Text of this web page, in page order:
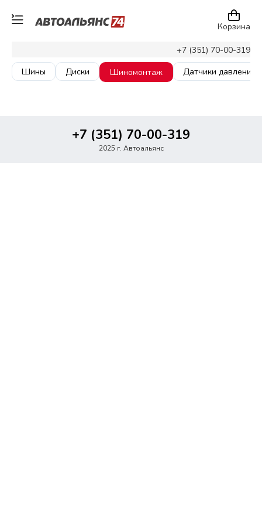
+7 (351) 70-00-319
Корзина
Шины Диски Шиномонтаж Датчики давления
+7 (351) 70-00-319
2025 г. Автоальянс